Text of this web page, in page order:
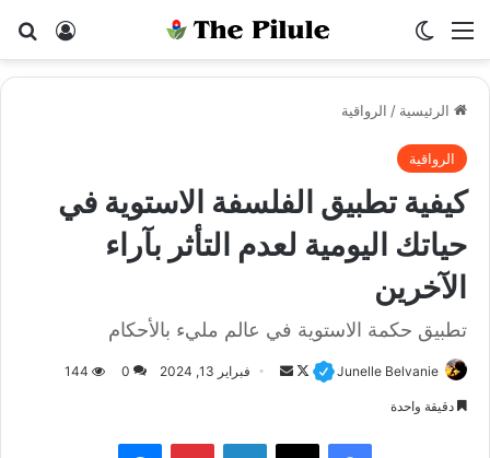
القائمة الوضع المظلم
الرئيسية / الرواقية
الرواقية
كيفية تطبيق الفلسفة الاستوية في
حياتك اليومية لعدم التأثر بآراء
الآخرين
تطبيق حكمة الاستوية في عالم مليء بالأحكام
Junelle Belvanie
F
ل
فبراير 13, 2024 0
144
دقيقة واحدة
فيسبوك لينكدإن بينتيريست